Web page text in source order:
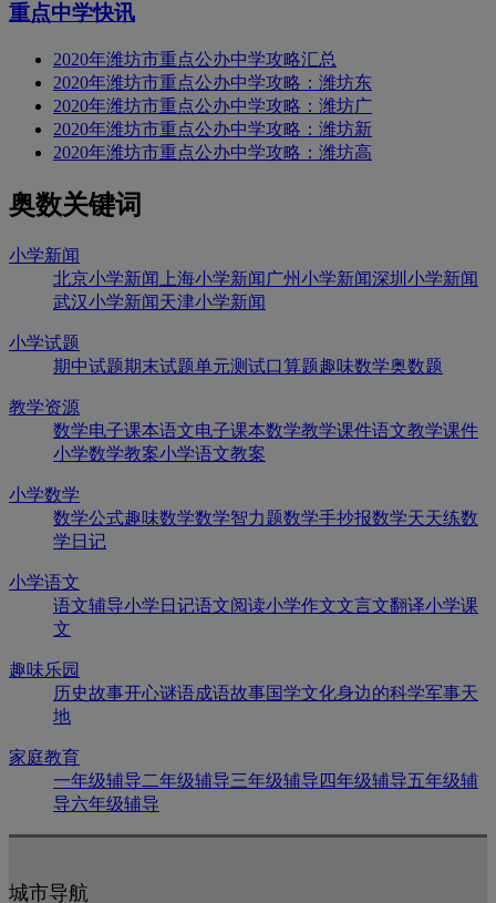
重点中学快讯
2020年潍坊市重点公办中学攻略汇总
2020年潍坊市重点公办中学攻略：潍坊东
2020年潍坊市重点公办中学攻略：潍坊广
2020年潍坊市重点公办中学攻略：潍坊新
2020年潍坊市重点公办中学攻略：潍坊高
奥数关键词
小学新闻
北京小学新闻
上海小学新闻 广州小学新闻深圳小学新闻
武汉小学新闻 天津小学新闻
小学试题
期中试题期末试题单元测试口算题趣味数学奥数题
教学资源
数学电子课本语文电子课本数学教学课件语文教学课件
小学数学教案小学语文教案
小学数学
数学公式趣味数学数学智力题数学手抄报数学天天练数
学日记
小学语文
语文辅导小学日记语文阅读小学作文文言文翻译小学课
文
趣味乐园
历史故事开心谜语成语故事国学文化身边的科学军事天
地
家庭教育
一年级辅导二年级辅导三年级辅导 四年级辅导五年级辅
导六年级辅导
城市导航